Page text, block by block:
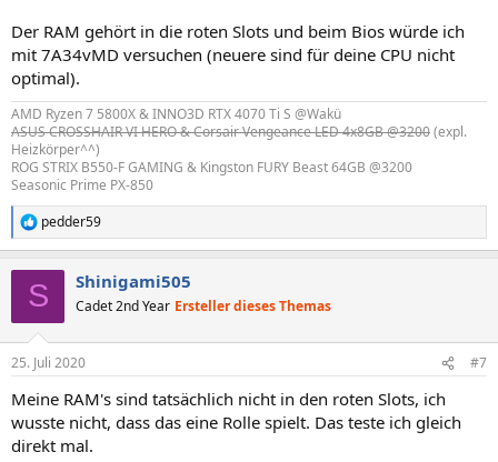
Der RAM gehört in die roten Slots und beim Bios würde ich
mit 7A34vMD versuchen (neuere sind für deine CPU nicht
optimal).
AMD Ryzen 7 5800X & INNO3D RTX 4070 Ti S @Wakü
ASUS CROSSHAIR VI HERO & Corsair Vengeance LED 4x8GB @3200(expl.
Heizkörper^^)
ROG STRIX B550-F GAMING & Kingston FURY Beast 64GB @3200
Seasonic Prime PX-850
R
e
n
e
:
pedder59
S Shinigami505
Cadet 2nd Year Ersteller dieses Themas
25. Juli 2020 #7
Meine RAM's sind tatsächlich nicht in den roten Slots, ich
wusste nicht, dass das eine Rolle spielt. Das teste ich gleich
direkt mal.